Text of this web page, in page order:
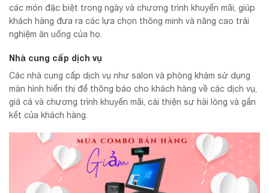
các món đặc biệt trong ngày và chương trình khuyến mãi, giúp
khách hàng đưa ra các lựa chọn thông minh và nâng cao trải
nghiệm ăn uống của họ.
Nhà cung cấp dịch vụ
Các nhà cung cấp dịch vụ như salon và phòng khám sử dụng
màn hình hiển thị để thông báo cho khách hàng về các dịch vụ,
giá cả và chương trình khuyến mãi, cải thiện sự hài lòng và gắn
kết của khách hàng.